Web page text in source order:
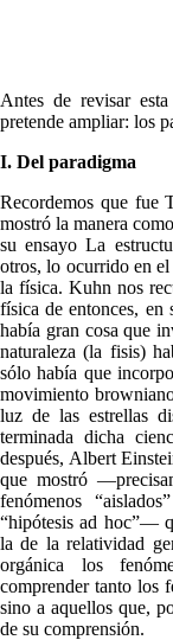
Antes de revisar
pretende ampliar: los
I. Del paradigma
Recordemos que fue
mostró la manera
su ensayo La
otros, lo ocurrido en
la física. Kuhn nos
física de entonces, en
había gran cosa que
naturaleza (la fisis)
sólo había que
movimiento
luz de las estrellas
terminada dicha
después, Albert
que mostró
fenómenos
“hipótesis ad hoc”—
la de la relatividad
orgánica los
comprender tanto los
sino a aquellos que,
de su comprensión.